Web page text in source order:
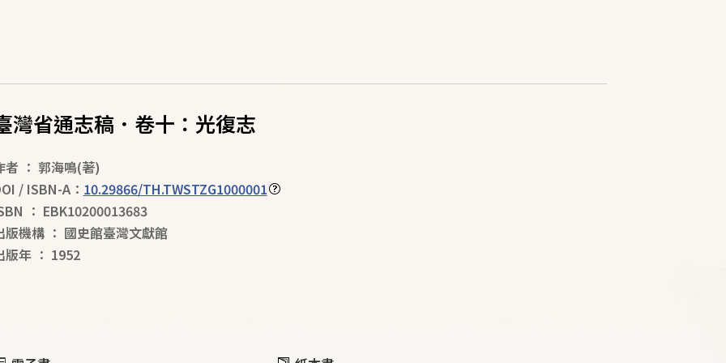
灣省通志稿．卷十：光復志
者 ： 郭海鳴(著)
/ ISBN-A： 10.29866/TH.TWSTZG1000001
： EBK10200013683
版機構 ： 國史館臺灣文獻館
版年 ： 1952